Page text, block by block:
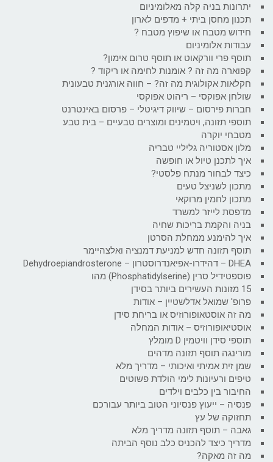
יתרונות בניה קלה מאלומיניום
תכנון מחסן ביתי + מדפים לארון
חידוש מטבח או שיפוץ מטבח ?
עבודות אלומיניום
תוסף פרי וורקאוט או תוסף טרום אימון?
קפוארה מה זה ? אומנות לחימה או ריקוד ?
חקלאות אקולוגית מה זה? – חווה אורגנית טבעונית
שולחן אפוקסי – ריהוט אפוקסי
חברות פירסום – שיווק דיגיטלי – פרסום באינטרנט
תוספי תזונה, ויטמינים ומוצרים טבעיים – בית טבע
מטבחי יוקרה
מלון אסטוריה גליליי טבריה
איך לתכנן טיול או חופשה
כיצד לבחור מנתח פלסטי?
מתכון לשניצל טעים
מתכון לחמין מרוקאי
מדפסת לייזר למשרד
בניה והקמת בריכות שחיה
איך להימנע ממחלת הסרטן
תוסף תזונה חדש למניעת דמנציה ואלצהיימר
DHEA – דהידרו-אפיאנדרוסטרון – Dehydroepiandrosterone
פוספטידיל סרין (Phosphatidylserine) מהו
15 מזונות העשירים ביותר בסידן
פרופ' שמואל אדלשטיין – אודות
מה זה אוסטאופורוזיס או בריחת סידן
אוסטיאופורוזיס – אודות המחלה
תוספי סידן וויטמין D מומלץ
מורינגה תוסף תזונה מדהים
שמן זית אמיתי ואיכותי – מדריך מלא
טיפים ורעיונות לימי הולדת פשוטים
החיבור בין כלבים וילדים
פנסיה – ייעוץ פנסיוני הטוב ביותר עבורכם
תחזוקה של עץ
גאבה – תוסף תזונה מדריך מלא
מדריך כיצד להכניס כלב נוסף הביתה
מה זה מאקה?